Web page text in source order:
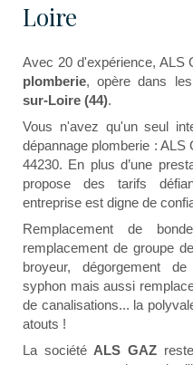
Loire
Avec 20 d'expérience, ALS
plomberie, opère dans
sur-Loire (44).
Vous n'avez qu'un seul
dépannage plomberie :
44230. En plus d’une
propose des tarifs
entreprise est digne de
Remplacement de
remplacement de groupe
broyeur, dégorgement
syphon mais aussi
de canalisations... la
atouts !
La société ALS GAZ